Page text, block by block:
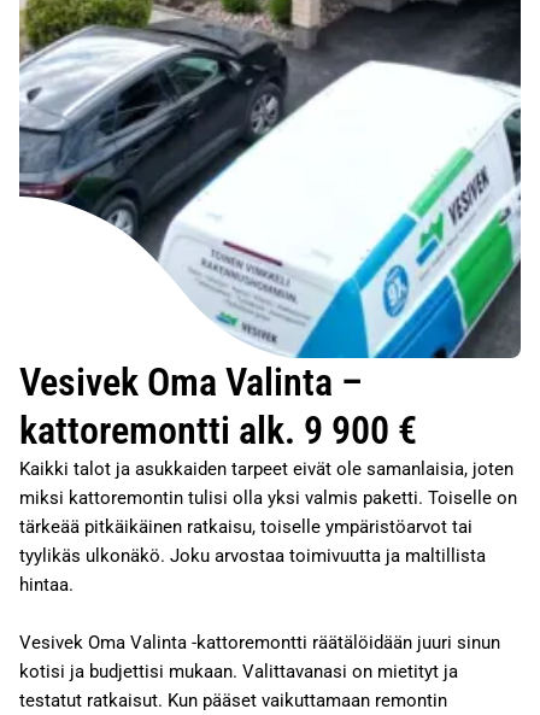
Vesivek Oma Valinta –
kattoremontti alk. 9 900 €
Kaikki talot ja asukkaiden tarpeet eivät ole samanlaisia, joten
miksi kattoremontin tulisi olla yksi valmis paketti. Toiselle on
tärkeää pitkäikäinen ratkaisu, toiselle ympäristöarvot tai
tyylikäs ulkonäkö. Joku arvostaa toimivuutta ja maltillista
hintaa.
Vesivek Oma Valinta -kattoremontti räätälöidään juuri sinun
kotisi ja budjettisi mukaan. Valittavanasi on mietityt ja
testatut ratkaisut. Kun pääset vaikuttamaan remontin